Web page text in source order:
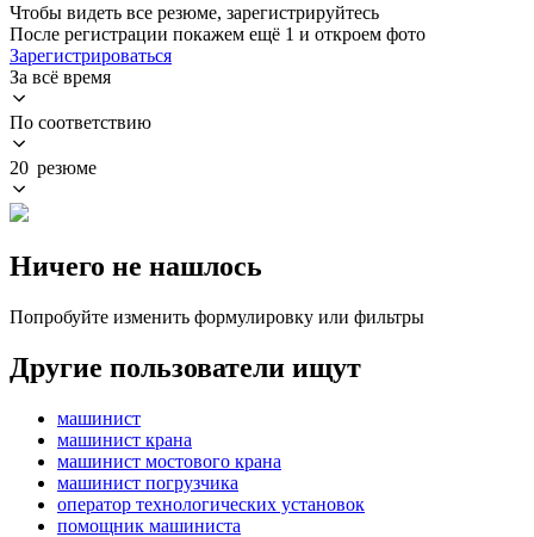
Чтобы видеть все резюме, зарегистрируйтесь
После регистрации покажем ещё 1 и откроем фото
Зарегистрироваться
За всё время
По соответствию
20 резюме
Ничего не нашлось
Попробуйте изменить формулировку или фильтры
Другие пользователи ищут
машинист
машинист крана
машинист мостового крана
машинист погрузчика
оператор технологических установок
помощник машиниста